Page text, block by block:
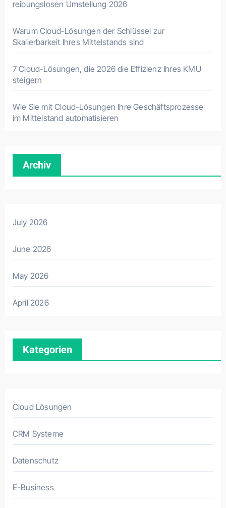
reibungslosen Umstellung 2026
Warum Cloud-Lösungen der Schlüssel zur
Skalierbarkeit Ihres Mittelstands sind
7 Cloud-Lösungen, die 2026 die Effizienz Ihres KMU
steigern
Wie Sie mit Cloud-Lösungen Ihre Geschäftsprozesse
im Mittelstand automatisieren
Archiv
July 2026
June 2026
May 2026
April 2026
Kategorien
Cloud Lösungen
CRM Systeme
Datenschutz
E-Business